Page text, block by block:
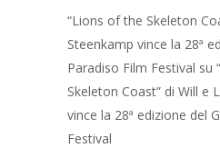
“Lions of the Skeleton
Steenkamp vince la 28ª
Paradiso Film Festival su
Skeleton Coast” di Will e
vince la 28ª edizione del
Festival